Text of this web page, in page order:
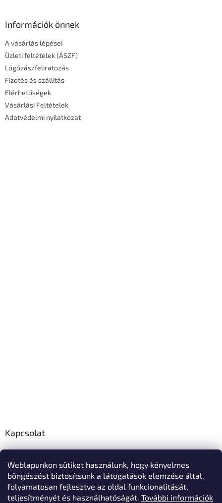
Weblapunkon sütiket használunk, hogy kényelmes
böngészést biztosítsunk a látogatások elemzése által,
folyamatosan fejlesztve az oldal funkcionalitását,
teljesítményét és használhatóságát. További információk
Információk önnek
A vásárlás lépései
Üzleti feltételek (ÁSZF)
Lógózás/feliratozás
Fizetés és szállítás
Elérhetőségek
Vásárlási Feltételek
Adatvédelmi nyilatkozat
Kapcsolat
+36303346729
Póló-Mester Facebook oldala